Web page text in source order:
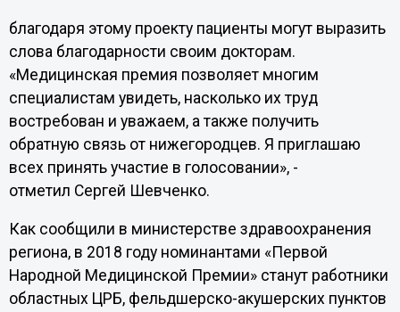
благодаря этому проекту пациенты могут выразить
слова благодарности своим докторам.
«Медицинская премия позволяет многим
специалистам увидеть, насколько их труд
востребован и уважаем, а также получить
обратную связь от нижегородцев. Я приглашаю
всех принять участие в голосовании», -
отметил Сергей Шевченко.
Как сообщили в министерстве здравоохранения
региона, в 2018 году номинантами «Первой
Народной Медицинской Премии» станут работники
областных ЦРБ, фельдшерско-акушерских пунктов